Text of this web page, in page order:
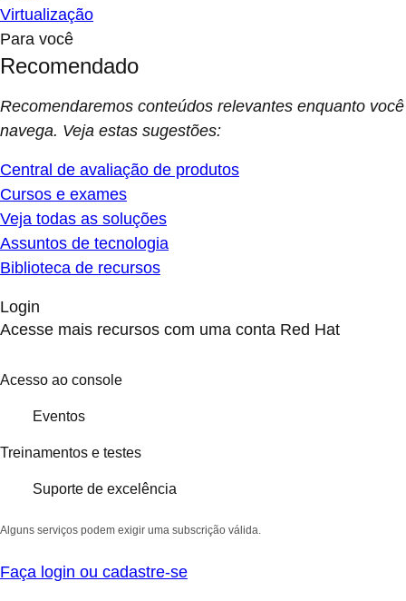
Virtualização
Para você
Recomendado
Recomendaremos conteúdos relevantes enquanto você
navega. Veja estas sugestões:
Central de avaliação de produtos
Cursos e exames
Veja todas as soluções
Assuntos de tecnologia
Biblioteca de recursos
Login
Acesse mais recursos com uma conta Red Hat
Acesso ao console
Eventos
Treinamentos e testes
Suporte de excelência
Alguns serviços podem exigir uma subscrição válida.
Faça login ou cadastre-se